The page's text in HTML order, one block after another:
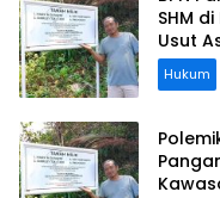
SHM
Usut
Hukum